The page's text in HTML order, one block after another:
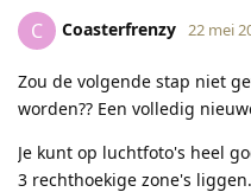
C Coasterfrenzy 22 mei
Zou de volgende stap niet
worden?? Een volledig
Je kunt op luchtfoto's heel
3 rechthoekige zone's